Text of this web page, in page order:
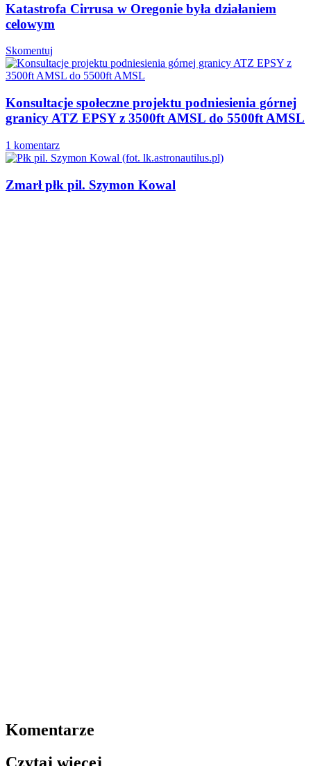
Katastrofa Cirrusa w Oregonie była działaniem
celowym
Skomentuj
Konsultacje społeczne projektu podniesienia górnej
granicy ATZ EPSY z 3500ft AMSL do 5500ft AMSL
1 komentarz
Zmarł płk pil. Szymon Kowal
Komentarze